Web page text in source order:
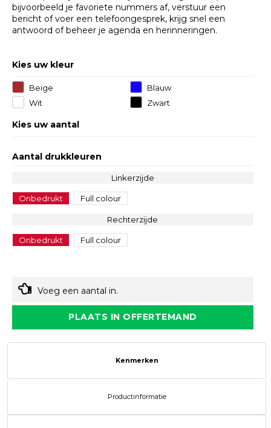
bijvoorbeeld je favoriete nummers af, verstuur een
bericht of voer een telefoongesprek, krijg snel een
antwoord of beheer je agenda en herinneringen.
Kies uw kleur
Beige
Blauw
Wit
Zwart
Kies uw aantal
Aantal drukkleuren
Linkerzijde
Onbedrukt Full colour
Rechterzijde
Onbedrukt Full colour
Voeg een aantal in.
PLAATS IN OFFERTEMAND
Kenmerken
Productinformatie